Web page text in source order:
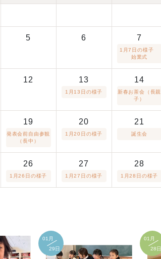
5 6 7
1月7日の様子
始業式
12 13
1月13日の様子
14
新春お茶会（長親
子）
19
発表会前自由参観
（長中）
20
1月20日の様子
21
誕生会
26
1月26日の様子
27
1月27日の様子
28
1月28日の様子
01月
29日
01月
28日